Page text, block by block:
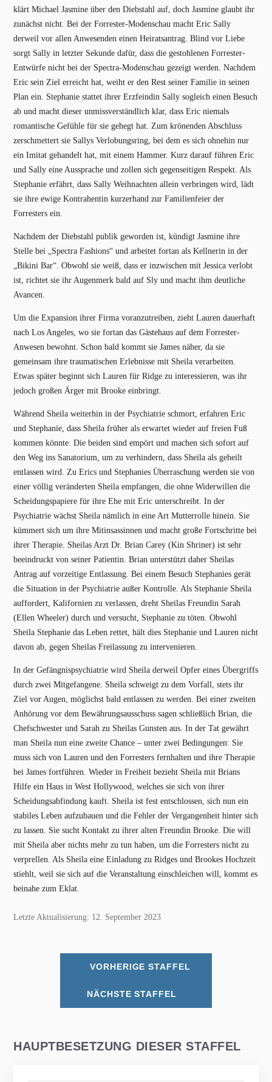
klärt Michael Jasmine über den Diebstahl auf, doch Jasmine glaubt ihr
zunächst nicht. Bei der Forrester-Modenschau macht Eric Sally
derweil vor allen Anwesenden einen Heiratsantrag. Blind vor Liebe
sorgt Sally in letzter Sekunde dafür, dass die gestohlenen Forrester-
Entwürfe nicht bei der Spectra-Modenschau gezeigt werden. Nachdem
Eric sein Ziel erreicht hat, weiht er den Rest seiner Familie in seinen
Plan ein. Stephanie stattet ihrer Erzfeindin Sally sogleich einen Besuch
ab und macht dieser unmissverständlich klar, dass Eric niemals
romantische Gefühle für sie gehegt hat. Zum krönenden Abschluss
zerschmettert sie Sallys Verlobungsring, bei dem es sich ohnehin nur
ein Imitat gehandelt hat, mit einem Hammer. Kurz darauf führen Eric
und Sally eine Aussprache und zollen sich gegenseitigen Respekt. Als
Stephanie erfährt, dass Sally Weihnachten allein verbringen wird, lädt
sie ihre ewige Kontrahentin kurzerhand zur Familienfeier der
Forresters ein.
Nachdem der Diebstahl publik geworden ist, kündigt Jasmine ihre
Stelle bei „Spectra Fashions“ und arbeitet fortan als Kellnerin in der
„Bikini Bar“. Obwohl sie weiß, dass er inzwischen mit Jessica verlobt
ist, richtet sie ihr Augenmerk bald auf Sly und macht ihm deutliche
Avancen.
Um die Expansion ihrer Firma voranzutreiben, zieht Lauren dauerhaft
nach Los Angeles, wo sie fortan das Gästehaus auf dem Forrester-
Anwesen bewohnt. Schon bald kommt sie James näher, da sie
gemeinsam ihre traumatischen Erlebnisse mit Sheila verarbeiten.
Etwas später beginnt sich Lauren für Ridge zu interessieren, was ihr
jedoch großen Ärger mit Brooke einbringt.
Während Sheila weiterhin in der Psychiatrie schmort, erfahren Eric
und Stephanie, dass Sheila früher als erwartet wieder auf freien Fuß
kommen könnte. Die beiden sind empört und machen sich sofort auf
den Weg ins Sanatorium, um zu verhindern, dass Sheila als geheilt
entlassen wird. Zu Erics und Stephanies Überraschung werden sie von
einer völlig veränderten Sheila empfangen, die ohne Widerwillen die
Scheidungspapiere für ihre Ehe mit Eric unterschreibt. In der
Psychiatrie wächst Sheila nämlich in eine Art Mutterrolle hinein. Sie
kümmert sich um ihre Mitinsassinnen und macht große Fortschritte bei
ihrer Therapie. Sheilas Arzt Dr. Brian Carey (Kin Shriner) ist sehr
beeindruckt von seiner Patientin. Brian unterstützt daher Sheilas
Antrag auf vorzeitige Entlassung. Bei einem Besuch Stephanies gerät
die Situation in der Psychiatrie außer Kontrolle. Als Stephanie Sheila
auffordert, Kalifornien zu verlassen, dreht Sheilas Freundin Sarah
(Ellen Wheeler) durch und versucht, Stephanie zu töten. Obwohl
Sheila Stephanie das Leben rettet, hält dies Stephanie und Lauren nicht
davon ab, gegen Sheilas Freilassung zu intervenieren.
In der Gefängnispsychiatrie wird Sheila derweil Opfer eines Übergriffs
durch zwei Mitgefangene. Sheila schweigt zu dem Vorfall, stets ihr
Ziel vor Augen, möglichst bald entlassen zu werden. Bei einer zweiten
Anhörung vor dem Bewährungsausschuss sagen schließlich Brian, die
Chefschwester und Sarah zu Sheilas Gunsten aus. In der Tat gewährt
man Sheila nun eine zweite Chance – unter zwei Bedingungen: Sie
muss sich von Lauren und den Forresters fernhalten und ihre Therapie
bei James fortführen. Wieder in Freiheit bezieht Sheila mit Brians
Hilfe ein Haus in West Hollywood, welches sie sich von ihrer
Scheidungsabfindung kauft. Sheila ist fest entschlossen, sich nun ein
stabiles Leben aufzubauen und die Fehler der Vergangenheit hinter sich
zu lassen. Sie sucht Kontakt zu ihrer alten Freundin Brooke. Die will
mit Sheila aber nichts mehr zu tun haben, um die Forresters nicht zu
verprellen. Als Sheila eine Einladung zu Ridges und Brookes Hochzeit
stiehlt, weil sie sich auf die Veranstaltung einschleichen will, kommt es
beinahe zum Eklat.
Letzte Aktualisierung: 12. September 2023
VORHERIGE STAFFEL
NÄCHSTE STAFFEL
HAUPTBESETZUNG DIESER STAFFEL